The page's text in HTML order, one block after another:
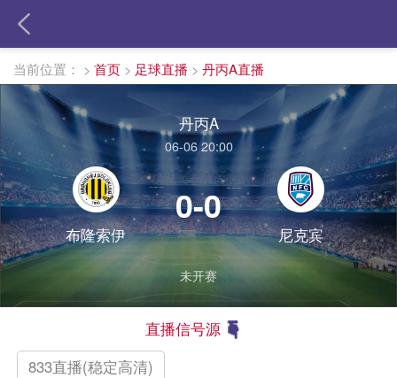
当前位置： > 首页 > 足球直播 > 丹丙A直播
丹丙A
06-06 20:00
布隆索伊
0-0
尼克宾
未开赛
直播信号源
833直播(稳定高清)